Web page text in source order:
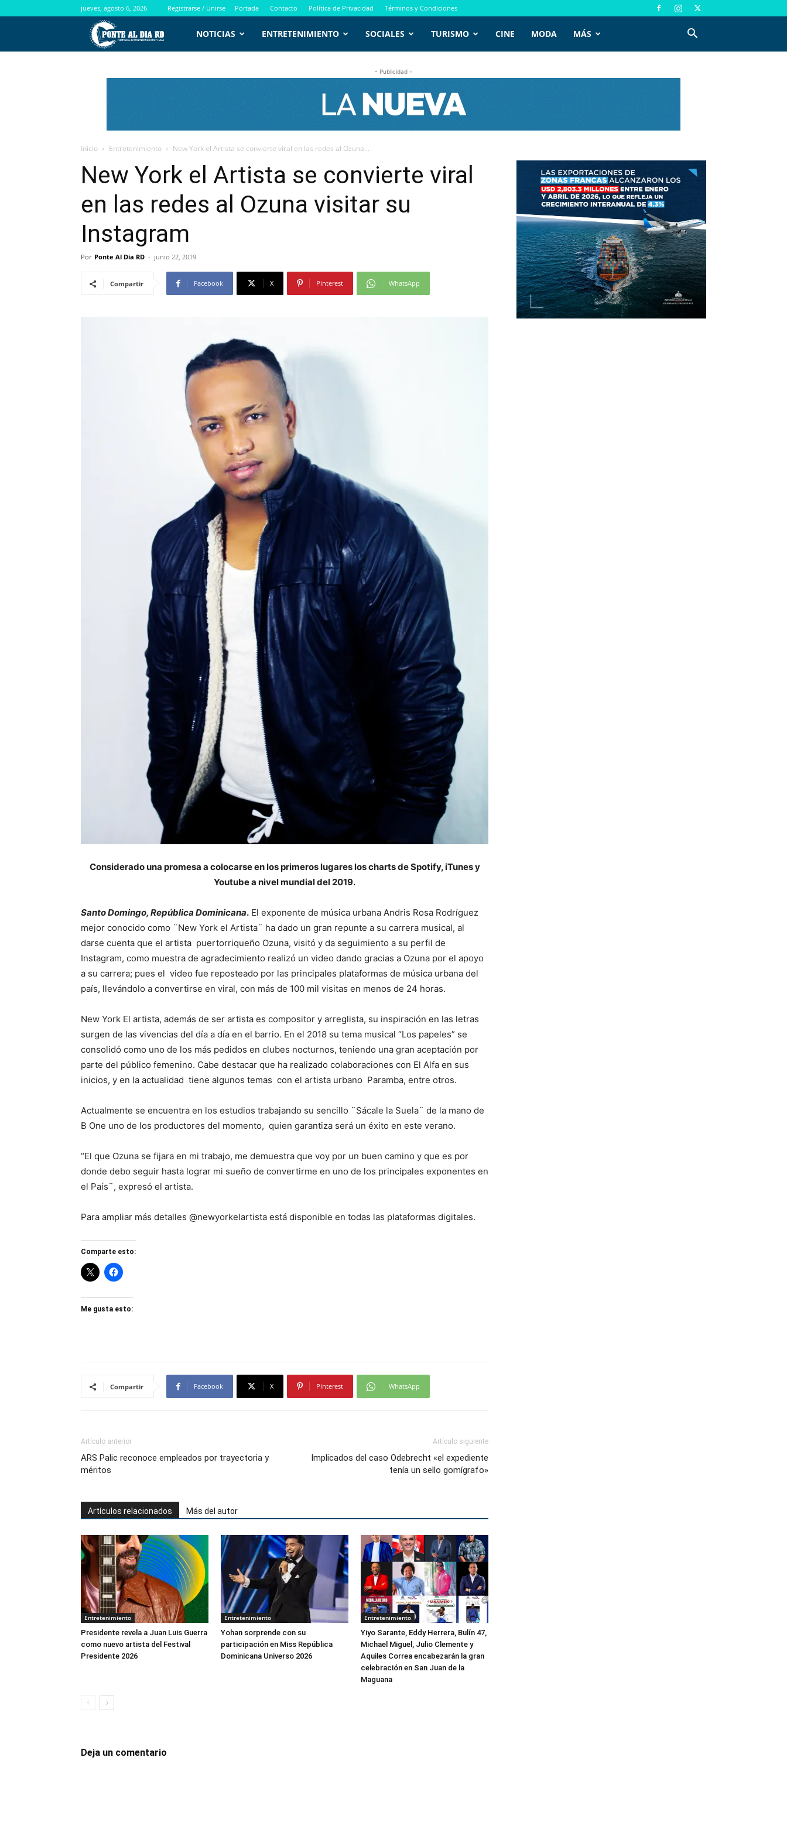
jueves, agosto 6, 2026 Registrarse / Unirse Portada Contacto Política de Privacidad Términos y Condiciones
PontealdiaRD.com
NOTICIAS ENTRETENIMIENTO SOCIALES TURISMO CINE MODA MÁS
- Publicidad -
Inicio Entretenimiento New York el Artista se convierte viral en las redes al Ozuna...
New York el Artista se convierte viral
en las redes al Ozuna visitar su
Instagram
Por Ponte Al Dia RD - junio 22, 2019
Compartir Facebook X Pinterest WhatsApp
Considerado una promesa a colocarse en los primeros lugares los charts de Spotify, iTunes y
Youtube a nivel mundial del 2019.
Santo Domingo, República Dominicana. El exponente de música urbana Andris Rosa Rodríguez
mejor conocido como ¨New York el Artista¨ ha dado un gran repunte a su carrera musical, al
darse cuenta que el artista puertorriqueño Ozuna, visitó y da seguimiento a su perfil de
Instagram, como muestra de agradecimiento realizó un video dando gracias a Ozuna por el apoyo
a su carrera; pues el video fue reposteado por las principales plataformas de música urbana del
país, llevándolo a convertirse en viral, con más de 100 mil visitas en menos de 24 horas.
New York El artista, además de ser artista es compositor y arreglista, su inspiración en las letras
surgen de las vivencias del día a día en el barrio. En el 2018 su tema musical “Los papeles” se
consolidó como uno de los más pedidos en clubes nocturnos, teniendo una gran aceptación por
parte del público femenino. Cabe destacar que ha realizado colaboraciones con El Alfa en sus
inicios, y en la actualidad tiene algunos temas con el artista urbano Paramba, entre otros.
Actualmente se encuentra en los estudios trabajando su sencillo ¨Sácale la Suela¨ de la mano de
B One uno de los productores del momento, quien garantiza será un éxito en este verano.
“El que Ozuna se fijara en mi trabajo, me demuestra que voy por un buen camino y que es por
donde debo seguir hasta lograr mi sueño de convertirme en uno de los principales exponentes en
el País¨, expresó el artista.
Para ampliar más detalles @newyorkelartista está disponible en todas las plataformas digitales.
Comparte esto:
Me gusta esto:
Compartir Facebook X Pinterest WhatsApp
Artículo anterior
ARS Palic reconoce empleados por trayectoria y
méritos
Artículo siguiente
Implicados del caso Odebrecht «el expediente
tenía un sello gomígrafo»
Artículos relacionados Más del autor
Entretenimiento
Presidente revela a Juan Luis Guerra
como nuevo artista del Festival
Presidente 2026
Entretenimiento
Yohan sorprende con su
participación en Miss República
Dominicana Universo 2026
Entretenimiento
Yiyo Sarante, Eddy Herrera, Bulín 47,
Michael Miguel, Julio Clemente y
Aquiles Correa encabezarán la gran
celebración en San Juan de la
Maguana
Deja un comentario